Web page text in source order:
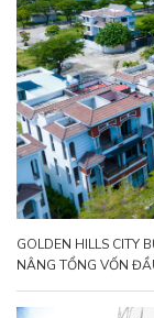
GOLDEN HILLS CITY
NÂNG TỔNG VỐN